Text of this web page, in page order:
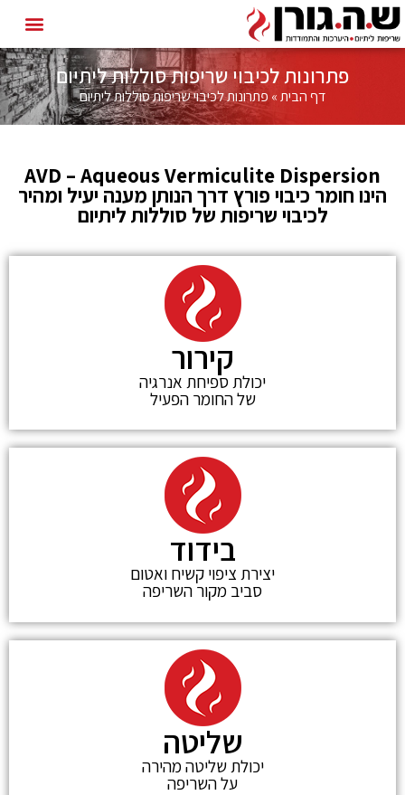
פתרונות לכיבוי שריפות סוללות ליתיום
דף הבית» פתרונות לכיבוי שריפות סוללות ליתיום
AVD – Aqueous Vermiculite Dispersion
הינו חומר כיבוי פורץ דרך הנותן מענה יעיל ומהיר
לכיבוי שריפות של סוללות ליתיום
קירור
יכולת ספיחת אנרגיה
של החומר הפעיל
בידוד
יצירת ציפוי קשיח ואטום
סביב מקור השריפה
שליטה
יכולת שליטה מהירה
על השריפה